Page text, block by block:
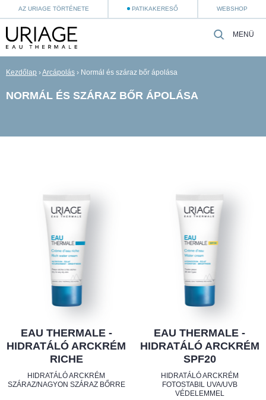
AZ URIAGE TÖRTÉNETE PATIKAKERESŐ WEBSHOP
MENÜ
Kezdőlap ›Arcápolás › Normál és száraz bőr ápolása
NORMÁL ÉS SZÁRAZ BŐR ÁPOLÁSA
EAU THERMALE -
HIDRATÁLÓ ARCKRÉM
RICHE
HIDRATÁLÓ ARCKRÉM
SZÁRAZ/NAGYON SZÁRAZ BŐRRE
EAU THERMALE -
HIDRATÁLÓ ARCKRÉM
SPF20
HIDRATÁLÓ ARCKRÉM
FOTOSTABIL UVA/UVB
VÉDELEMMEL